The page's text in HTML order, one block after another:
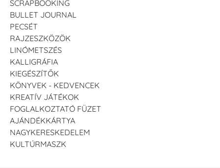
SCRAPBOOKING
BULLET JOURNAL
PECSÉT
RAJZESZKÖZÖK
LINÓMETSZÉS
KALLIGRÁFIA
KIEGÉSZÍTŐK
KÖNYVEK - KEDVENCEK
KREATÍV JÁTÉKOK
FOGLALKOZTATÓ FÜZET
AJÁNDÉKKÁRTYA
NAGYKERESKEDELEM
KULTÚRMASZK